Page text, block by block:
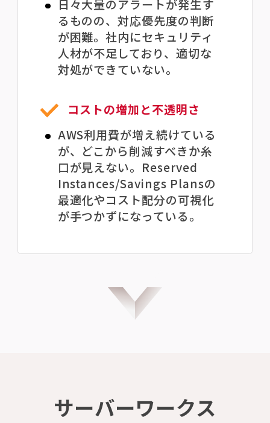
日々大量のアラートが発生す
るものの、対応優先度の判断
が困難。社内にセキュリティ
人材が不足しており、適切な
対処ができていない。
コストの増加と不透明さ
AWS利用費が増え続けている
が、どこから削減すべきか糸
口が見えない。Reserved
Instances/Savings Plansの
最適化やコスト配分の可視化
が手つかずになっている。
サーバーワークス